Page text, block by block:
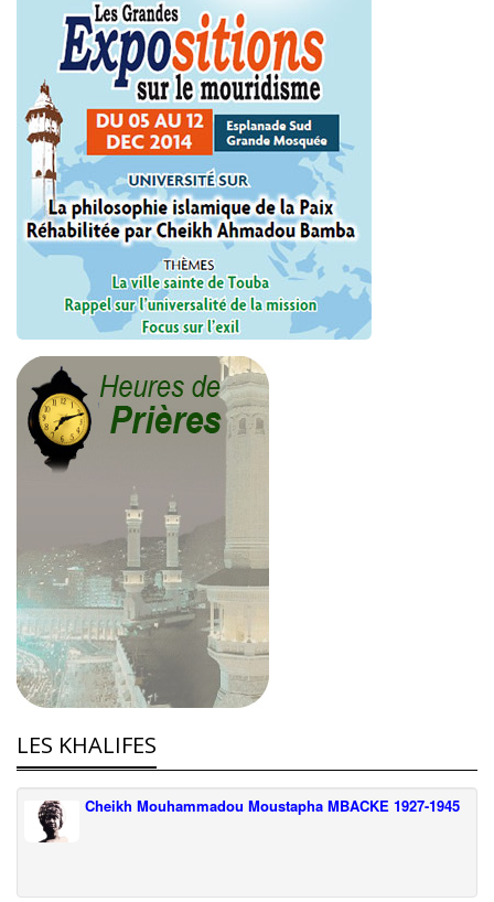
LES KHALIFES
Cheikh Mouhammadou Moustapha MBACKE 1927-1945